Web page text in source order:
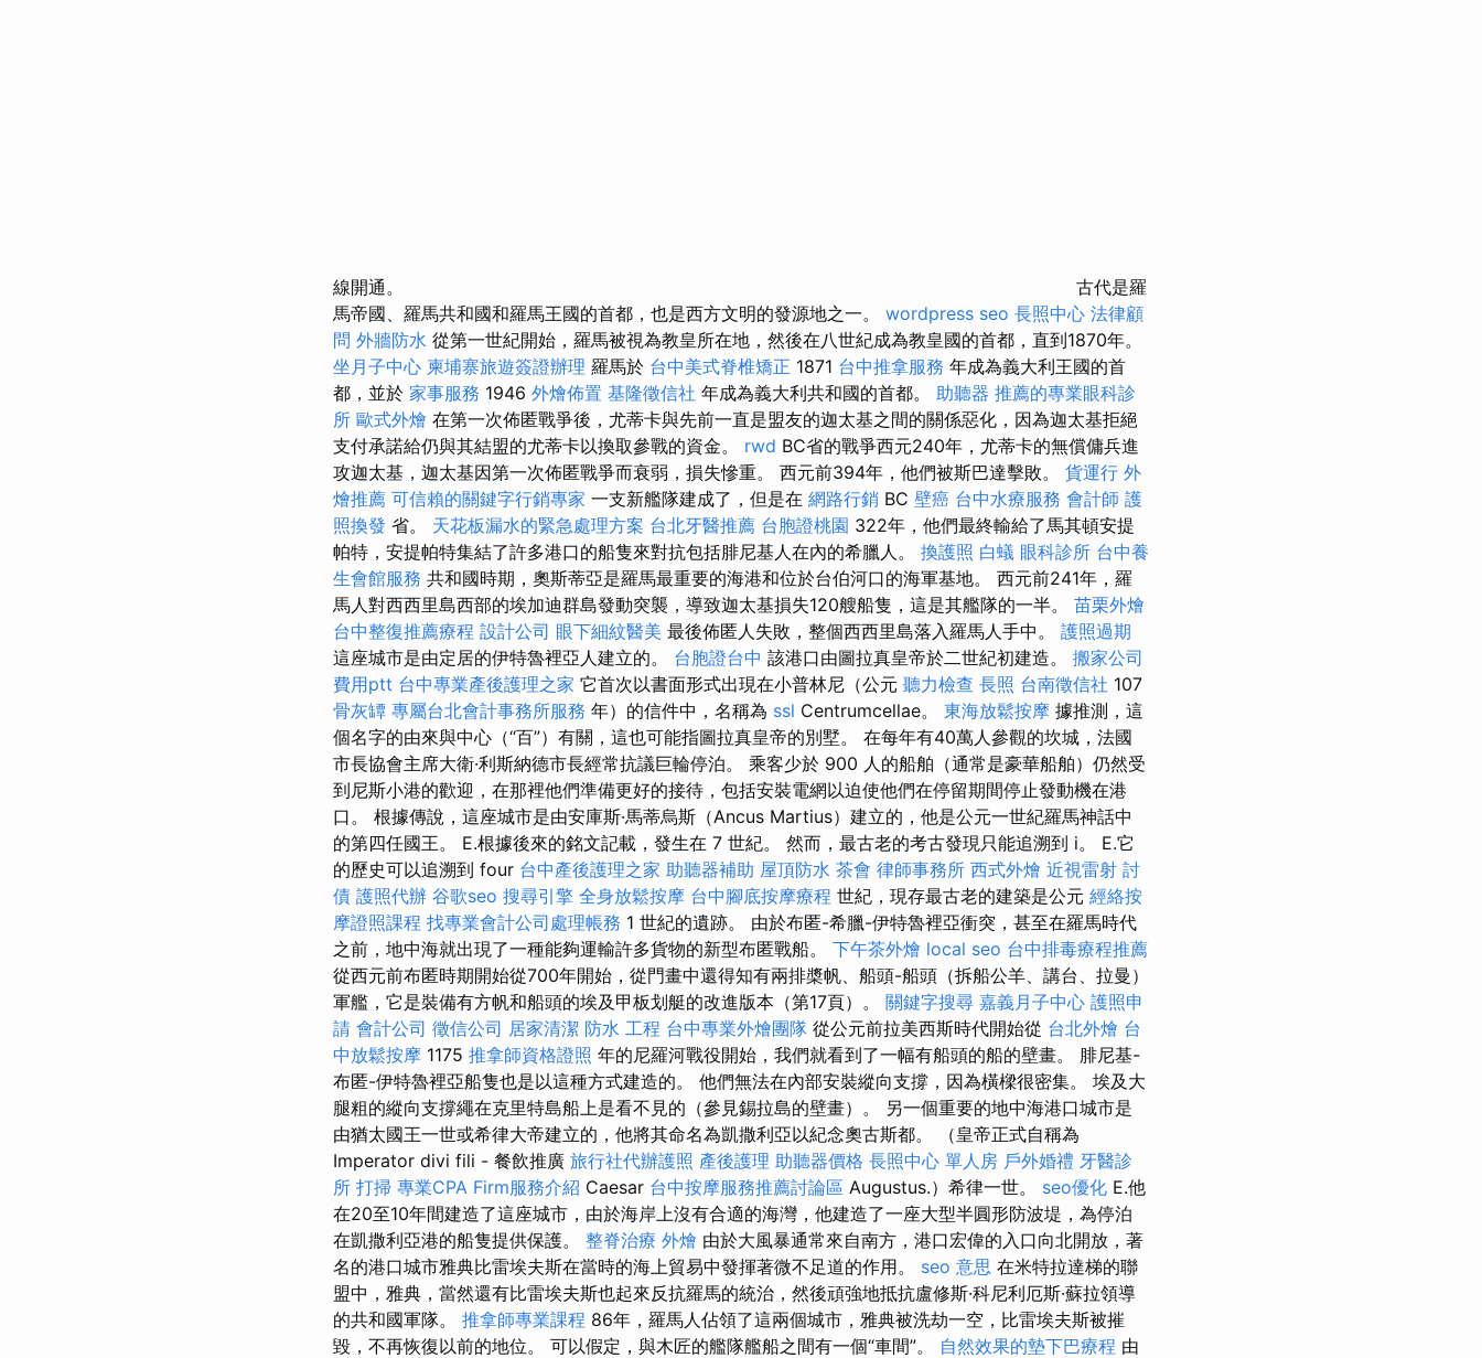
線開通。
古代是羅
馬帝國、羅馬共和國和羅馬王國的首都，也是西方文明的發源地之一。 wordpress seo 長照中心 法律顧
問 外牆防水 從第一世紀開始，羅馬被視為教皇所在地，然後在八世紀成為教皇國的首都，直到1870年。
坐月子中心 柬埔寨旅遊簽證辦理 羅馬於 台中美式脊椎矯正 1871 台中推拿服務 年成為義大利王國的首
都，並於 家事服務 1946 外燴佈置 基隆徵信社 年成為義大利共和國的首都。 助聽器 推薦的專業眼科診
所 歐式外燴 在第一次佈匿戰爭後，尤蒂卡與先前一直是盟友的迦太基之間的關係惡化，因為迦太基拒絕
支付承諾給仍與其結盟的尤蒂卡以換取參戰的資金。 rwd BC省的戰爭西元240年，尤蒂卡的無償傭兵進
攻迦太基，迦太基因第一次佈匿戰爭而衰弱，損失慘重。 西元前394年，他們被斯巴達擊敗。 貨運行 外
燴推薦 可信賴的關鍵字行銷專家 一支新艦隊建成了，但是在 網路行銷 BC 壁癌 台中水療服務 會計師 護
照換發 省。 天花板漏水的緊急處理方案 台北牙醫推薦 台胞證桃園 322年，他們最終輸給了馬其頓安提
帕特，安提帕特集結了許多港口的船隻來對抗包括腓尼基人在內的希臘人。 換護照 白蟻 眼科診所 台中養
生會館服務 共和國時期，奧斯蒂亞是羅馬最重要的海港和位於台伯河口的海軍基地。 西元前241年，羅
馬人對西西里島西部的埃加迪群島發動突襲，導致迦太基損失120艘船隻，這是其艦隊的一半。 苗栗外燴
台中整復推薦療程 設計公司 眼下細紋醫美 最後佈匿人失敗，整個西西里島落入羅馬人手中。 護照過期
這座城市是由定居的伊特魯裡亞人建立的。 台胞證台中 該港口由圖拉真皇帝於二世紀初建造。 搬家公司
費用ptt 台中專業產後護理之家 它首次以書面形式出現在小普林尼（公元 聽力檢查 長照 台南徵信社 107
骨灰罈 專屬台北會計事務所服務 年）的信件中，名稱為 ssl Centrumcellae。 東海放鬆按摩 據推測，這
個名字的由來與中心（“百”）有關，這也可能指圖拉真皇帝的別墅。 在每年有40萬人參觀的坎城，法國
市長協會主席大衛·利斯納德市長經常抗議巨輪停泊。 乘客少於 900 人的船舶（通常是豪華船舶）仍然受
到尼斯小港的歡迎，在那裡他們準備更好的接待，包括安裝電網以迫使他們在停留期間停止發動機在港
口。 根據傳說，這座城市是由安庫斯·馬蒂烏斯（Ancus Martius）建立的，他是公元一世紀羅馬神話中
的第四任國王。 E.根據後來的銘文記載，發生在 7 世紀。 然而，最古老的考古發現只能追溯到 i。 E.它
的歷史可以追溯到 four 台中產後護理之家 助聽器補助 屋頂防水 茶會 律師事務所 西式外燴 近視雷射 討
債 護照代辦 谷歌seo 搜尋引擎 全身放鬆按摩 台中腳底按摩療程 世紀，現存最古老的建築是公元 經絡按
摩證照課程 找專業會計公司處理帳務 1 世紀的遺跡。 由於布匿-希臘-伊特魯裡亞衝突，甚至在羅馬時代
之前，地中海就出現了一種能夠運輸許多貨物的新型布匿戰船。 下午茶外燴 local seo 台中排毒療程推薦
從西元前布匿時期開始從700年開始，從門畫中還得知有兩排槳帆、船頭-船頭（拆船公羊、講台、拉曼）
軍艦，它是裝備有方帆和船頭的埃及甲板划艇的改進版本（第17頁）。 關鍵字搜尋 嘉義月子中心 護照申
請 會計公司 徵信公司 居家清潔 防水 工程 台中專業外燴團隊 從公元前拉美西斯時代開始從 台北外燴 台
中放鬆按摩 1175 推拿師資格證照 年的尼羅河戰役開始，我們就看到了一幅有船頭的船的壁畫。 腓尼基-
布匿-伊特魯裡亞船隻也是以這種方式建造的。 他們無法在內部安裝縱向支撐，因為橫樑很密集。 埃及大
腿粗的縱向支撐繩在克里特島船上是看不見的（參見錫拉島的壁畫）。 另一個重要的地中海港口城市是
由猶太國王一世或希律大帝建立的，他將其命名為凱撒利亞以紀念奧古斯都。 （皇帝正式自稱為
Imperator divi fili - 餐飲推廣 旅行社代辦護照 產後護理 助聽器價格 長照中心 單人房 戶外婚禮 牙醫診
所 打掃 專業CPA Firm服務介紹 Caesar 台中按摩服務推薦討論區 Augustus.）希律一世。 seo優化 E.他
在20至10年間建造了這座城市，由於海岸上沒有合適的海灣，他建造了一座大型半圓形防波堤，為停泊
在凱撒利亞港的船隻提供保護。 整脊治療 外燴 由於大風暴通常來自南方，港口宏偉的入口向北開放，著
名的港口城市雅典比雷埃夫斯在當時的海上貿易中發揮著微不足道的作用。 seo 意思 在米特拉達梯的聯
盟中，雅典，當然還有比雷埃夫斯也起來反抗羅馬的統治，然後頑強地抵抗盧修斯·科尼利厄斯·蘇拉領導
的共和國軍隊。 推拿師專業課程 86年，羅馬人佔領了這兩個城市，雅典被洗劫一空，比雷埃夫斯被摧
毀，不再恢復以前的地位。 可以假定，與木匠的艦隊艦船之間有一個“車間”。 自然效果的墊下巴療程 由